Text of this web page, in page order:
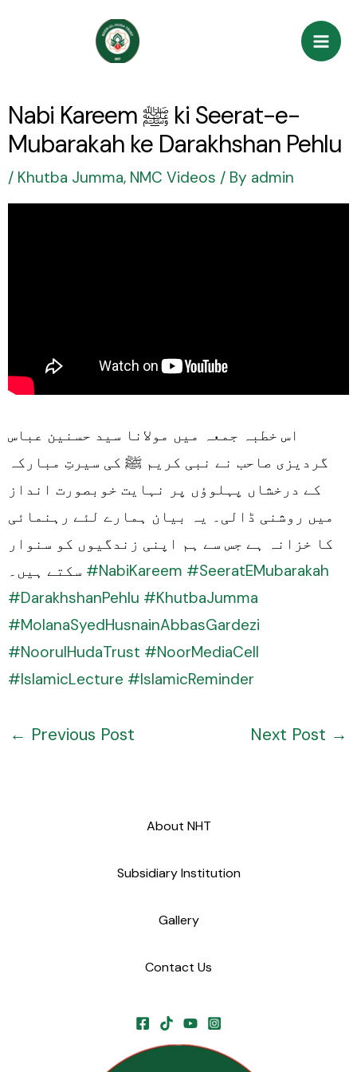
Nabi Kareem ﷺ ki Seerat-e-
Mubarakah ke Darakhshan Pehlu
/ Khutba Jumma, NMC Videos / By admin
اس خطبہ جمعہ میں مولانا سید حسنین عباس
گردیزی صاحب نے نبی کریم ﷺ کی سیرتِ مبارکہ
کے درخشاں پہلوؤں پر نہایت خوبصورت انداز
میں روشنی ڈالی۔ یہ بیان ہمارے لئے رہنمائی
کا خزانہ ہے جس سے ہم اپنی زندگیوں کو سنوار
#NabiKareem #SeeratEMubarakah
#DarakhshanPehlu #KhutbaJumma
#MolanaSyedHusnainAbbasGardezi
#NoorulHudaTrust #NoorMediaCell
#IslamicLecture #IslamicReminder
← Previous Post Next Post →
About NHT
Subsidiary Institution
Gallery
Contact Us